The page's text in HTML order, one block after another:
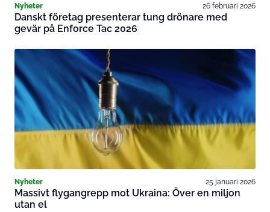
Nyheter 26 februari 2026
Danskt företag presenterar tung drönare med
gevär på Enforce Tac 2026
Nyheter 25 januari 2026
Massivt flygangrepp mot Ukraina: Över en miljon
utan el